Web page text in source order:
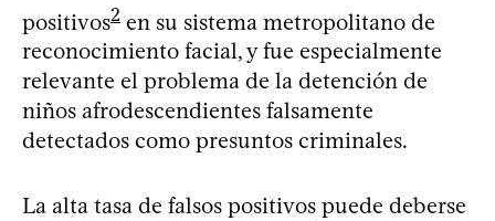
positivos2 en su sistema metropolitano de
reconocimiento facial, y fue especialmente
relevante el problema de la detención de
niños afrodescendientes falsamente
detectados como presuntos criminales.
La alta tasa de falsos positivos puede deberse